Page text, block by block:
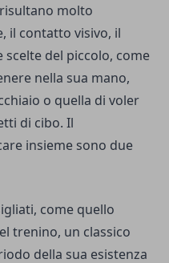
molto
il contatto visivo, il
del piccolo, come
nella sua mano,
o quella di voler
di cibo. Il
insieme sono due
come quello
trenino, un classico
della sua esistenza